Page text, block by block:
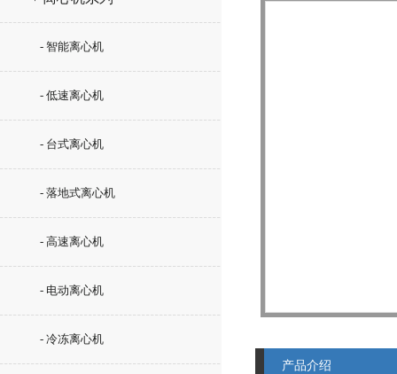
- 智能离心机
- 低速离心机
- 台式离心机
- 落地式离心机
- 高速离心机
- 电动离心机
- 冷冻离心机
产品介绍